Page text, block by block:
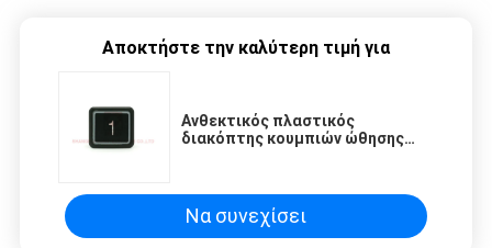
Αποκτήστε την καλύτερη τιμή για
Ανθεκτικός πλαστικός
διακόπτης κουμπιών ώθησης
Να συνεχίσει